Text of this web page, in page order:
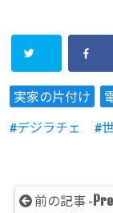
実家の片付け
デジラチェ
前の記事 -